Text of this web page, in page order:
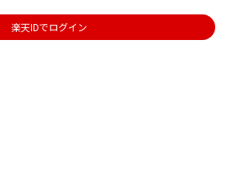
楽天IDでログイン